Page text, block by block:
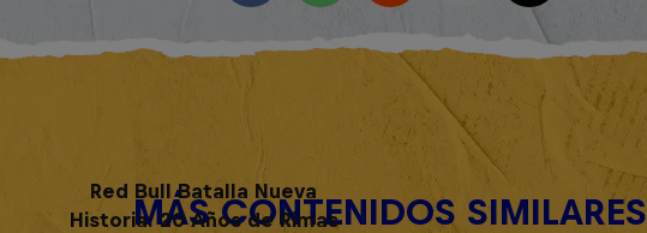
MÁS CONTENIDOS SIMILARES
Red Bull Batalla Nueva
Historia: 20 Años de Rimas